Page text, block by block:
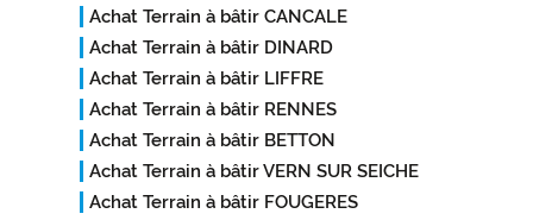
Achat Terrain à bâtir CANCALE
Achat Terrain à bâtir DINARD
Achat Terrain à bâtir LIFFRE
Achat Terrain à bâtir RENNES
Achat Terrain à bâtir BETTON
Achat Terrain à bâtir VERN SUR SEICHE
Achat Terrain à bâtir FOUGERES